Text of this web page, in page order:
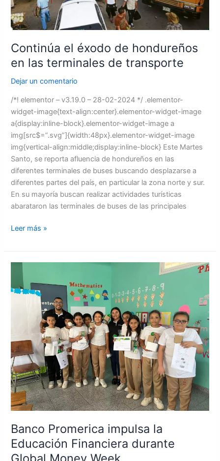
Continúa el éxodo de hondureños
en las terminales de transporte
Dejar un comentario
/*! elementor – v3.19.0 – 28-02-2024 */ .elementor-
widget-image{text-align:center}.elementor-widget-image
a{display:inline-block}.elementor-widget-image a
img[src$=”.svg”]{width:48px}.elementor-widget-image
img{vertical-align:middle;display:inline-block} Este Martes
Santo, se reporta afluencia de hondureños en las
diferentes terminales de buses buscando desplazarse a
diferentes partes del país, en particular la zona norte y sur.
En su mayoría buscan realizar actividades turísticas
abarataron las terminales de buses de las principales
transporte
Leer más »
Banco Promerica impulsa la
Educación Financiera durante
Promerica
impulsa
Educación
Financiera
durante
Global
Money
Week